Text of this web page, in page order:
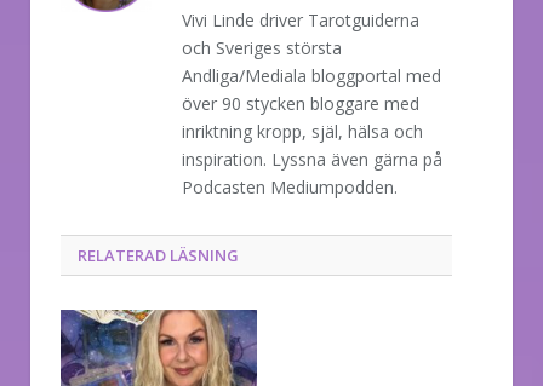
Vivi Linde driver Tarotguiderna
och Sveriges största
Andliga/Mediala bloggportal med
över 90 stycken bloggare med
inriktning kropp, själ, hälsa och
inspiration. Lyssna även gärna på
Podcasten Mediumpodden.
RELATERAD LÄSNING